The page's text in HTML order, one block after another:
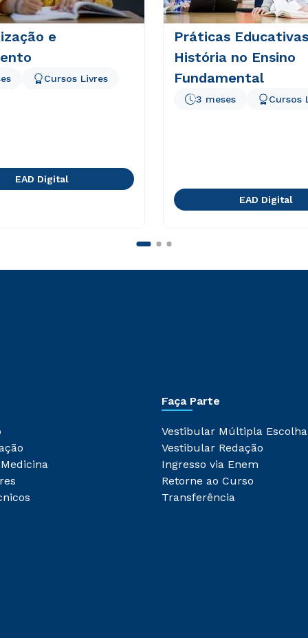
e
Cursos Livres
EAD Digital
Práticas
História no Ensino
Fundamental
3 meses Cursos
EAD Digital
Faça Parte
Vestibular Múltipla Escolha
Vestibular Redação
Ingresso via Enem
Retorne ao Curso
Transferência